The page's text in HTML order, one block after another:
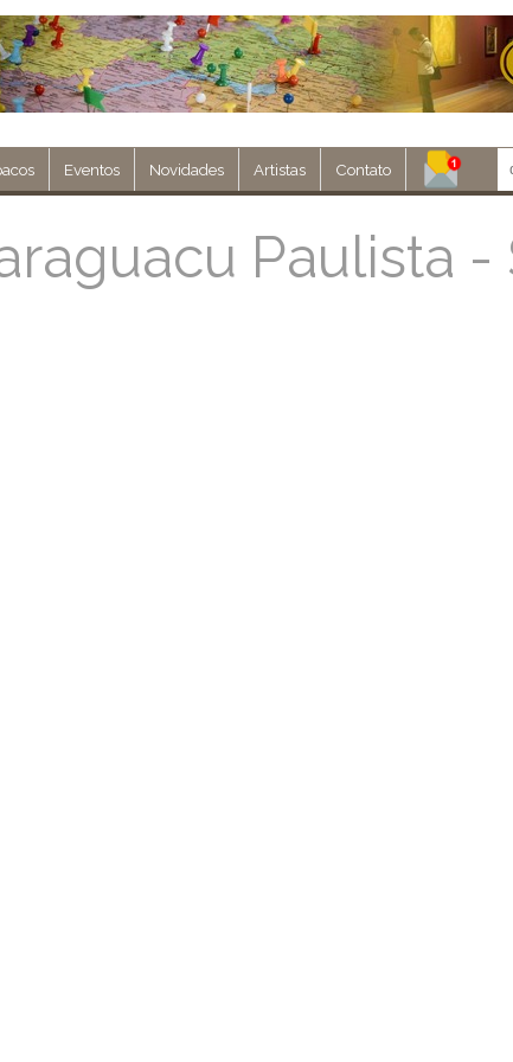
Eventos Novidades Artistas Contato
Paulista -